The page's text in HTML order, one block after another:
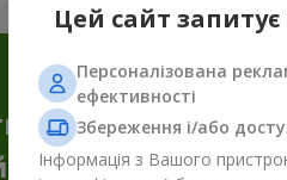
бонуси
Цей сайт
Персоналізована
ефективності
Збереження і/або
Інформація з Вашого